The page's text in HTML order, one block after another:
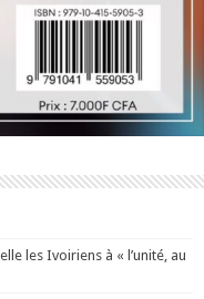
les Ivoiriens à « l’unité, au